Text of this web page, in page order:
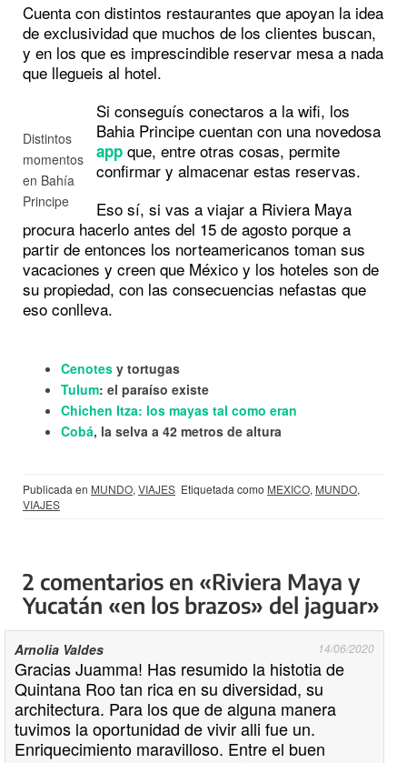
Cuenta con distintos restaurantes que apoyan la idea
de exclusividad que muchos de los clientes buscan,
y en los que es imprescindible reservar mesa a nada
que llegueis al hotel.
Distintos
momentos
en Bahía
Principe
Si conseguís conectaros a la wifi, los
Bahia Principe cuentan con una novedosa
app que, entre otras cosas, permite
confirmar y almacenar estas reservas.
Eso sí, si vas a viajar a Riviera Maya
procura hacerlo antes del 15 de agosto porque a
partir de entonces los norteamericanos toman sus
vacaciones y creen que México y los hoteles son de
su propiedad, con las consecuencias nefastas que
eso conlleva.
Cenotes y tortugas
Tulum: el paraíso existe
Chichen Itza: los mayas tal como eran
Cobá, la selva a 42 metros de altura
Publicada en MUNDO, VIAJES Etiquetada como MEXICO, MUNDO,
VIAJES
2 comentarios en «Riviera Maya y
Yucatán «en los brazos» del jaguar»
Arnolia Valdes 14/06/2020
Gracias Juamma! Has resumido la histotia de
Quintana Roo tan rica en su diversidad, su
architectura. Para los que de alguna manera
tuvimos la oportunidad de vivir alli fue un.
Enriquecimiento maravilloso. Entre el buen